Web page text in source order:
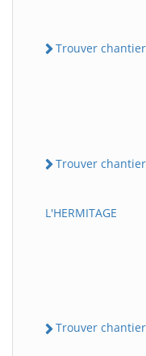
Trouver chantier
Trouver
L'HERMITAGE
Trouver